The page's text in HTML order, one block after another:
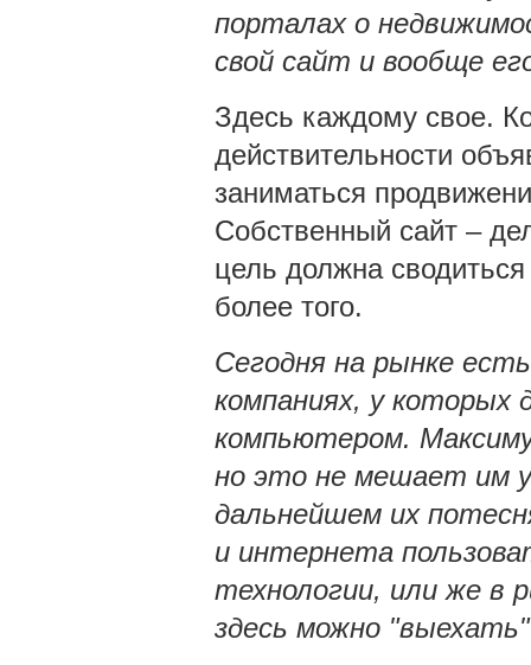
порталах о
свой сайт и вообще
Здесь каждому свое.
действительности
заниматься
Собственный сайт –
цель должна
более того.
Сегодня на рынке
компаниях, у которых
компьютером.
но это не мешает им
дальнейшем их
и интернета
технологии, или же в
здесь можно